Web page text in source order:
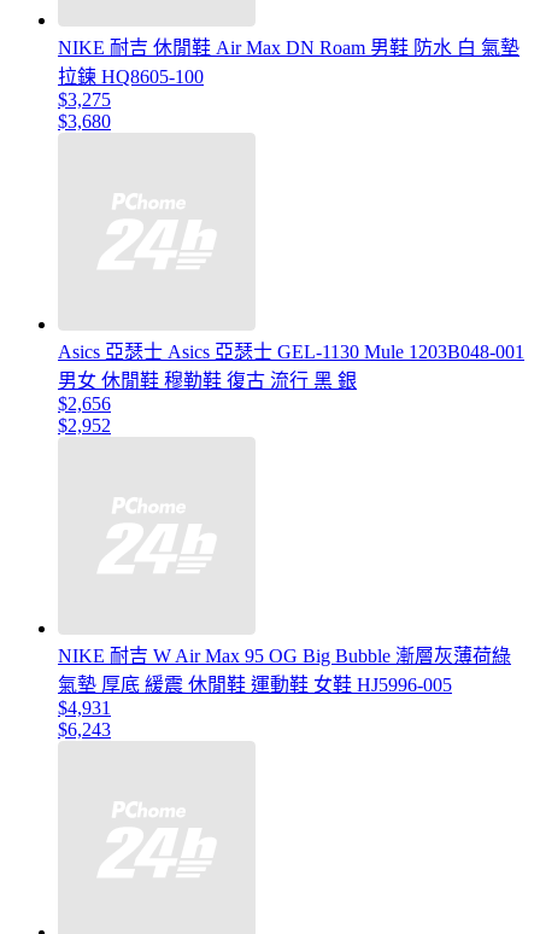
NIKE 耐吉 休閒鞋 Air Max DN Roam 男鞋 防水 白 氣墊
拉鍊 HQ8605-100
$3,275
$3,680
Asics 亞瑟士 Asics 亞瑟士 GEL-1130 Mule 1203B048-001
男女 休閒鞋 穆勒鞋 復古 流行 黑 銀
$2,656
$2,952
NIKE 耐吉 W Air Max 95 OG Big Bubble 漸層灰薄荷綠
氣墊 厚底 緩震 休閒鞋 運動鞋 女鞋 HJ5996-005
$4,931
$6,243